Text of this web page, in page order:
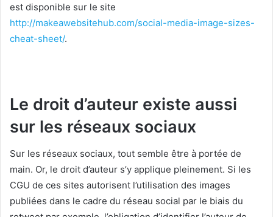
est disponible sur le site
http://makeawebsitehub.com/social-media-image-sizes-
cheat-sheet/.
Le droit d’auteur existe aussi
sur les réseaux sociaux
Sur les réseaux sociaux, tout semble être à portée de
main. Or, le droit d’auteur s’y applique pleinement. Si les
CGU de ces sites autorisent l’utilisation des images
publiées dans le cadre du réseau social par le biais du